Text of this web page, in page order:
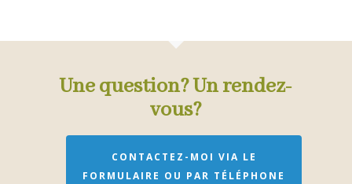
Une question? Un rendez-
vous?
CONTACTEZ-MOI VIA LE
FORMULAIRE OU PAR TÉLÉPHONE